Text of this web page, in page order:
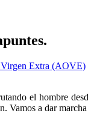
Extra (AOVE)
el hombre
Vamos a dar